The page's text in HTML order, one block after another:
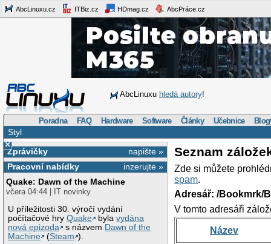
AbcLinuxu.cz ITBiz.cz HDmag.cz AbcPráce.cz
AbcLinuxu hledá autory!
Poradna FAQ Hardware Software Články Učebnice
Styl
×
napište »
Zprávičky
inzerujte »
Pracovní nabídky
Quake: Dawn of the Machine
včera 04:44 | IT novinky
U příležitosti 30. výročí vydání
počítačové hryQuake bylavydána
nová epizoda
s názvem Dawn of the
Machine
(Steam ).
Seznam
Zde si můžete
spam.
Adresář: /Bookmrk/
V tomto adresáři
Název